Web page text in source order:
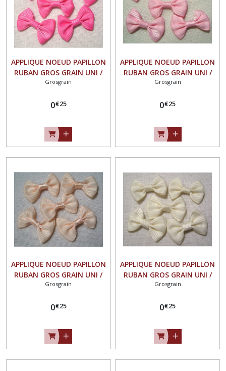
APPLIQUE NOEUD PAPILLON
RUBAN GROS GRAIN UNI /
FRAISE ** 35 X 23 mm **
Grosgrain
0€25
APPLIQUE NOEUD PAPILLON
RUBAN GROS GRAIN UNI /
ROSE CLAIR ** 35 X 23 mm
Grosgrain
0€25
APPLIQUE NOEUD PAPILLON
RUBAN GROS GRAIN UNI /
CHAIR ** 35 X 23 mm **
Grosgrain
0€25
APPLIQUE NOEUD PAPILLON
RUBAN GROS GRAIN UNI /
ÉCRU ** 35 X 23 mm **
Grosgrain
0€25